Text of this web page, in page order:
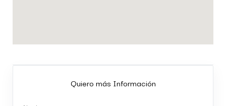
Quiero más Información